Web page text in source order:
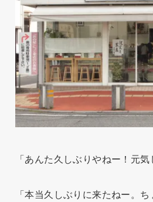
「あんた久しぶりやねー！元気
「本当久しぶりに来たねー。